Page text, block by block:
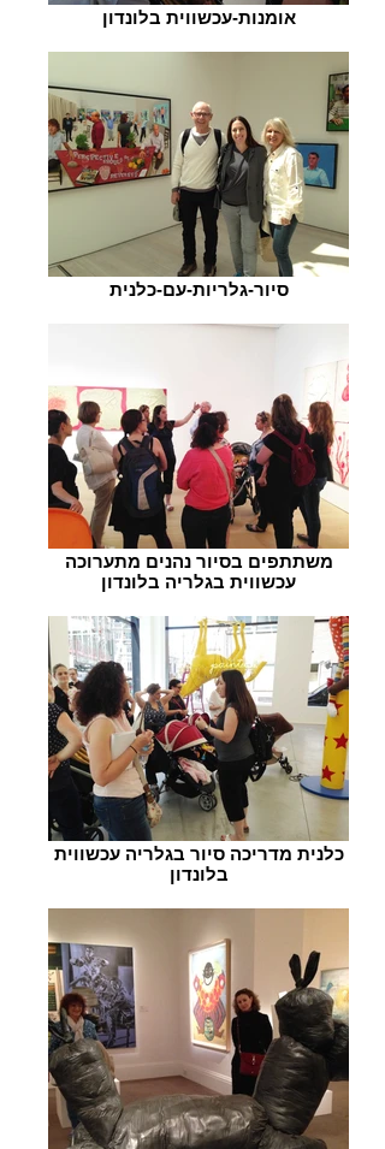
אומנות-עכשווית בלונדון
סיור-גלריות-עם-כלנית
משתתפים בסיור נהנים מתערוכה
עכשווית בגלריה בלונדון
כלנית מדריכה סיור בגלריה עכשווית
בלונדון